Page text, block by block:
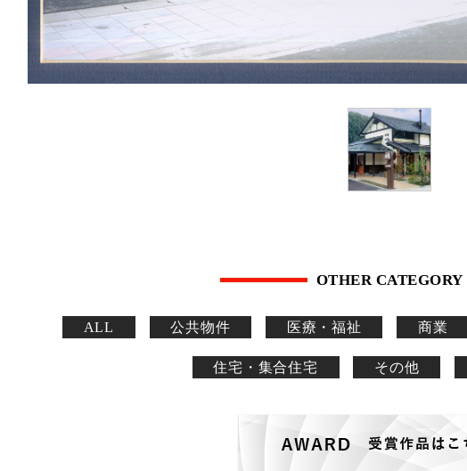
OTHER CATEGORY
ALL 公共物件 医療・福祉 商業
住宅・集合住宅 その他